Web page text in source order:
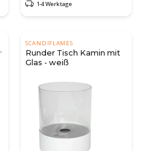
1-4 Werktage
SCANDIFLAMES
Runder Tisch Kamin mit
Glas - weiß